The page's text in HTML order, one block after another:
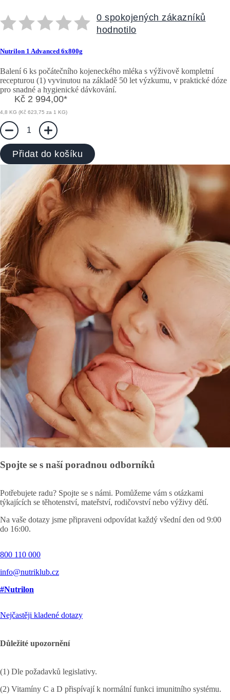
0 spokojených zákazníků
hodnotilo
Nutrilon 1 Advanced 6x800g
Balení 6 ks počátečního kojeneckého mléka s výživově kompletní
recepturou (1) vyvinutou na základě 50 let výzkumu, v praktické dóze
pro snadné a hygienické dávkování.
Kč 2 994,00*
4,8 KG (Kč 623,75 za 1 KG)
1
Přidat do košíku
Spojte se s naší poradnou odborníků
Potřebujete radu? Spojte se s námi. Pomůžeme vám s otázkami
týkajících se těhotenství, mateřství, rodičovství nebo výživy dětí.
Na vaše dotazy jsme připraveni odpovídat každý všední den od 9:00
do 16:00.
800 110 000
info@nutriklub.cz
#Nutrilon
Nejčastěji kladené dotazy
Důležité upozornění
(1) Dle požadavků legislativy.
(2) Vitamíny C a D přispívají k normální funkci imunitního systému.